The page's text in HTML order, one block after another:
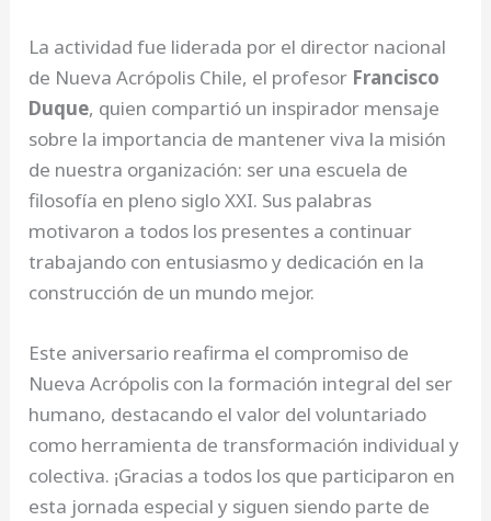
La actividad fue liderada por el director nacional
de Nueva Acrópolis Chile, el profesor Francisco
Duque, quien compartió un inspirador mensaje
sobre la importancia de mantener viva la misión
de nuestra organización: ser una escuela de
filosofía en pleno siglo XXI. Sus palabras
motivaron a todos los presentes a continuar
trabajando con entusiasmo y dedicación en la
construcción de un mundo mejor.
Este aniversario reafirma el compromiso de
Nueva Acrópolis con la formación integral del ser
humano, destacando el valor del voluntariado
como herramienta de transformación individual y
colectiva. ¡Gracias a todos los que participaron en
esta jornada especial y siguen siendo parte de